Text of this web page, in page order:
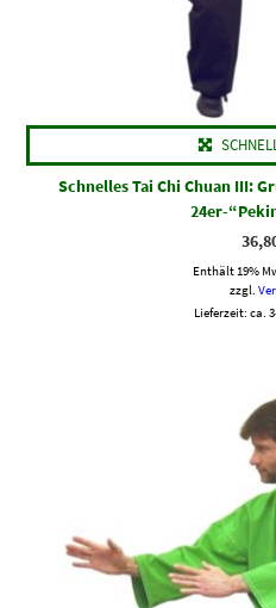
Schnelles Tai Chi Chuan III:
24er-
Enthält 19%
zzgl.
Lieferzeit: ca.